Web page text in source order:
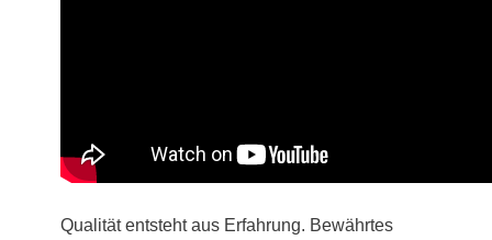
Qualität entsteht aus Erfahrung. Bewährtes